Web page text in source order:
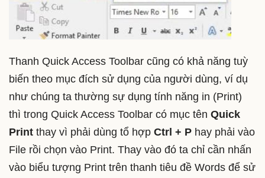
Thanh Quick Access Toolbar cũng có khả năng tuỳ
biến theo mục đích sử dụng của người dùng, ví dụ
như chúng ta thường sự dụng tính năng in (Print)
thì trong Quick Access Toolbar có mục tên Quick
Print thay vì phải dùng tổ hợp Ctrl + P hay phải vào
File rồi chọn vào Print. Thay vào đó ta chỉ cần nhấn
vào biểu tượng Print trên thanh tiêu đề Words để sử